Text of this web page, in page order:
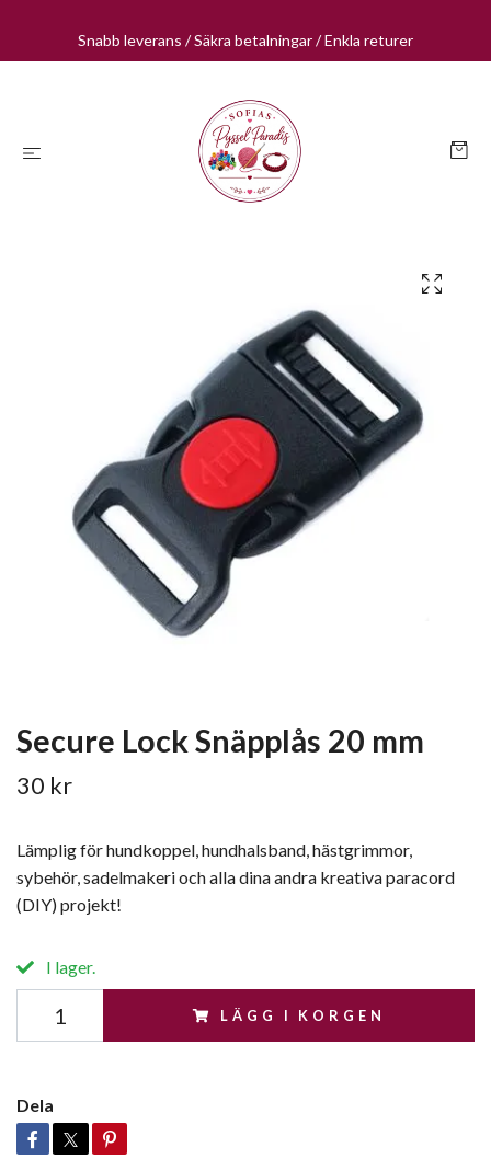
Snabb leverans / Säkra betalningar / Enkla returer
Secure Lock Snäpplås 20 mm
30 kr
Lämplig för hundkoppel, hundhalsband, hästgrimmor,
sybehör, sadelmakeri och alla dina andra kreativa paracord
(DIY) projekt!
I lager.
LÄGG I KORGEN
Dela